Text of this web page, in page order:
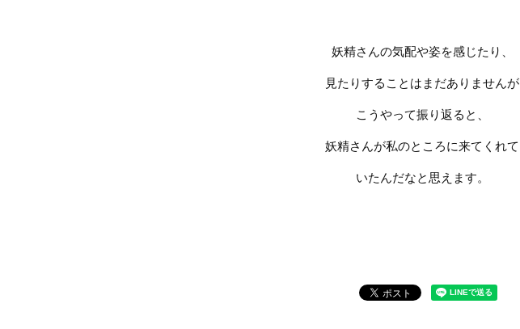
妖精さんの気配や姿を感じたり、
見たりすることはまだありませんが
こうやって振り返ると、
妖精さんが私のところに来てくれて
いたんだなと思えます。